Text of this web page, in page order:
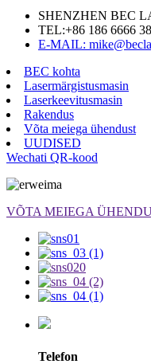
SHENZHEN BEC
TEL:+86 186 6666
E-MAIL:
BEC kohta
Lasermärgistusmasin
Laserkeevitusmasin
Rakendus
Võta meiega ühendust
UUDISED
Wechati QR-kood
VÕTA MEIEGA
Telefon